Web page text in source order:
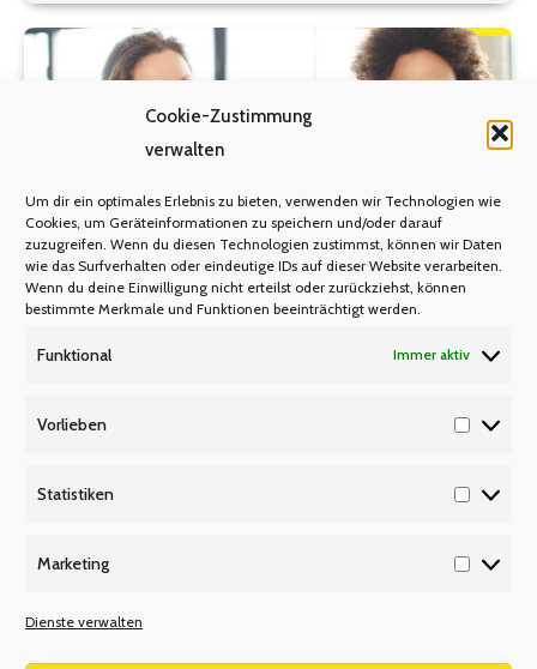
Cookie-Zustimmung
verwalten
Um dir ein optimales Erlebnis zu bieten, verwenden wir Technologien wie
Cookies, um Geräteinformationen zu speichern und/oder darauf
zuzugreifen. Wenn du diesen Technologien zustimmst, können wir Daten
wie das Surfverhalten oder eindeutige IDs auf dieser Website verarbeiten.
Wenn du deine Einwilligung nicht erteilst oder zurückziehst, können
bestimmte Merkmale und Funktionen beeinträchtigt werden.
Funktional Immer aktiv
Vorlieben
Statistiken
Marketing
Dienste verwalten
Kommunikation und damit das gesamte
Unterrichtsgeschehen deutlich ein. Aus
pädagogischer Sicht…
Broschüre „Praxisratgeber für
BROSCHÜREN
überarbeitet vor lehrer nrw Unser häufig
nun in aktueller Fassung wieder vor. Als Mitglied